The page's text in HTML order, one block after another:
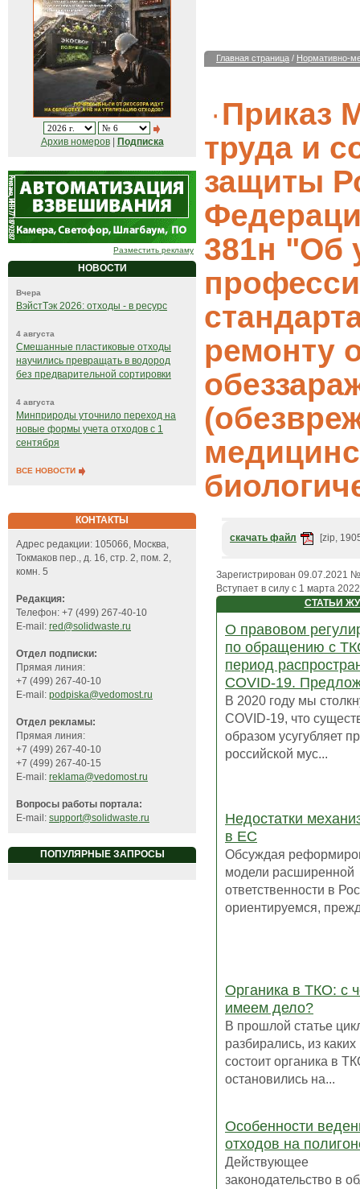
Архив номеров| Подписка
Разместить рекламу
НОВОСТИ
Вчера
ВэйстТэк 2026: отходы - в ресурс
4 августа
Смешанные пластиковые отходы
научились превращать в водород
без предварительной сортировки
4 августа
Минприроды уточнило переход на
новые формы учета отходов с 1
сентября
ВСЕ НОВОСТИ
КОНТАКТЫ
Адрес редакции: 105066, Москва,
Токмаков пер., д. 16, стр. 2, пом. 2,
комн. 5
Редакция:
Телефон: +7 (499) 267-40-10
E-mail: red@solidwaste.ru
Отдел подписки:
Прямая линия:
+7 (499) 267-40-10
E-mail: podpiska@vedomost.ru
Отдел рекламы:
Прямая линия:
+7 (499) 267-40-10
+7 (499) 267-40-15
E-mail: reklama@vedomost.ru
Вопросы работы портала:
E-mail: support@solidwaste.ru
ПОПУЛЯРНЫЕ ЗАПРОСЫ
Главная страница / Нормативно-
Приказ
труда и
защиты
381н "Об
ремонту
скачать файл [zip,
Зарегистрирован 09.07.2021
Вступает в силу с 1 марта
СТАТЬИ
О правовом
по обращению с
период
COVID-19.
В 2020 году мы
COVID-19, что
образом усугубляет
российской мус...
Недостатки
в ЕС
Обсуждая
модели расширенной
ответственности в
ориентируемся,
Органика в ТКО: с
имеем дело?
В прошлой статье
разбирались, из
состоит органика в
остановились на...
Особенности
отходов на
Действующее
законодательство в